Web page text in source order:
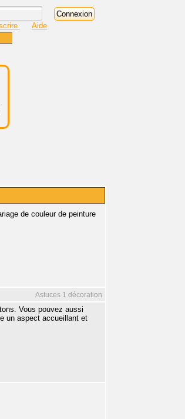
Aide
de couleur de peinture
Astuces 1 décoration
Vous pouvez aussi
un aspect accueillant et